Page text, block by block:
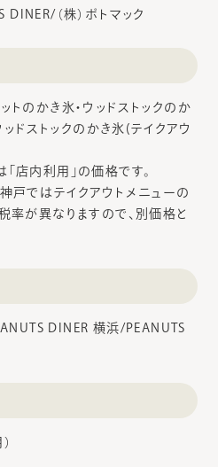
（株）ポトマック
トのかき氷・ウッドストックのか
ドストックのかき氷(テイクアウ
店内利用」の価格です。
戸ではテイクアウトメニューの
率が異なりますので、別価格と
DINER 横浜/PEANUTS